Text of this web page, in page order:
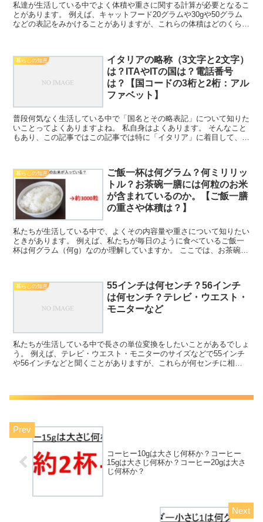
私達が生活している中でよく体積や重さに関する計算が必要となるこ
とがあります。 例えば、キャットフード20グラムや30gや50グラム
などの表記をみかけることがありますが、これらの体積はどのくらい
暮らしの知恵
イタリアの略称（3文字と2文字）
は？ITAやITの国は？電話番号
は？【国コードの3桁と2桁：アル
ファベット】
普段何気なく生活している中で「国名とその略表記」について知りた
いことってよくありますよね。 私自身はよくあります。 そんなこと
もあり、この記事ではこの記事では特に「イタリア」に着目して、イ
暮らしの知恵
ご飯一杯は何グラム？何ミリリッ
トル？お茶碗一膳には何粒のお米
が含まれているのか。【ご飯一膳
の重さや体積は？】
私たちが生活している中で、よくその内容量や重さについて知りたい
ときがあります。 例えば、私たちが毎日のように食べているご飯一
杯は何グラム（何g）なのか理解していますか。 ここでは、お茶碗一
暮らしの知恵
55インチは何センチ？56インチ
は何センチ？テレビ・ウエスト・
モニターなど
私たちが生活している中で長さの単位変換をしたいことがあるでしょ
う。 例えば、テレビ・ウエスト・モニターのサイズなどで55インチ
や56インチなどと聞くことがありますが、これらが何センチに相当
コーヒー10gは大さじ何杯か？コーヒー
15gは大さじ何杯か？コーヒー20gは大さ
じ何杯か？